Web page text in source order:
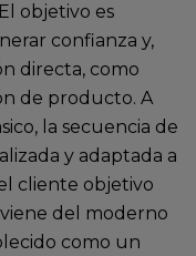
objetivo es
confianza y,
directa, como
de producto. A
la secuencia de
y adaptada a
cliente objetivo
del moderno
como un